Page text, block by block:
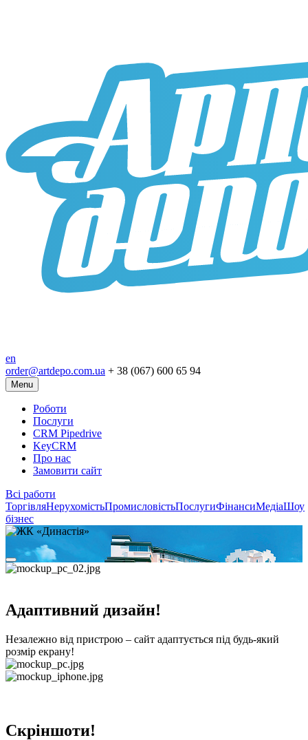
en
order@artdepo.com.ua + 38 (067) 600 65 94
Menu
Роботи
Послуги
CRM Pipedrive
KeyCRM
Про нас
Замовити сайт
Всі работи
ТоргівляНерухомістьПромисловістьПослугиФінансиМедіаШоу
бізнес
Адаптивний дизайн!
Незалежно від пристрою – сайт адаптується під будь-який
розмір екрану!
Скріншоти!